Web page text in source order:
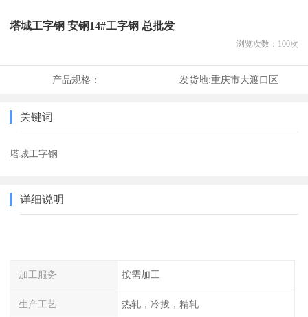
塔城工字钢 安钢14#工字钢 总批发
浏览次数： 100次
产品规格： 发货地:重庆市大渡口区
关键词
塔城工字钢
详细说明
加工服务 按需加工
生产工艺 热轧，冷拔，精轧